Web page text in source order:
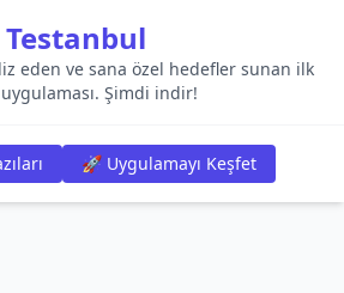
Testanbul
eden ve sana özel hedefler sunan ilk
uygulaması. Şimdi indir!
🚀 Uygulamayı Keşfet